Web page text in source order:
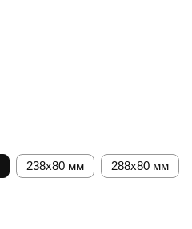
238x80 мм 288x80 мм